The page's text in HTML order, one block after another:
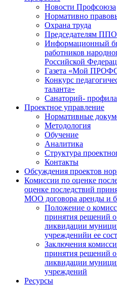
Новости Профсоюза
Нормативно
Охрана труда
Председателям ППО
Информационный
работников
Российской
Газета «Мой
Конкурс
таланта»
Санаторий-
Проектное управление
Нормативные
Методология
Обучение
Аналитика
Структура
Контакты
Обсуждения проектов
Комиссии по оценке
оценке последствий
МОО договора аренды и
Положение о
принятия решений
ликвидации
учрежденийи ее
Заключения
принятия решений
ликвидации
учреждений
Ресурсы